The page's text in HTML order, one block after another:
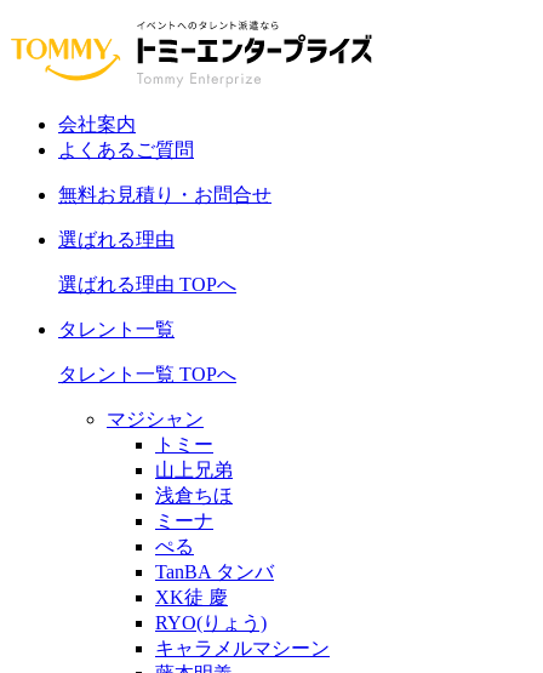
会社案内
よくあるご質問
無料お見積り・お問合せ
選ばれる理由
選ばれる理由 TOPへ
タレント一覧
タレント一覧 TOPへ
マジシャン
トミー
山上兄弟
浅倉ちほ
ミーナ
ぺる
TanBA タンバ
XK徒 慶
RYO(りょう)
キャラメルマシーン